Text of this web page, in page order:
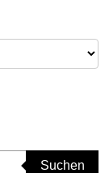
Suchen